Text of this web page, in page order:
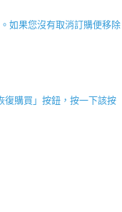
如果您沒有取消訂購便移除
復購買」按鈕，按一下該按